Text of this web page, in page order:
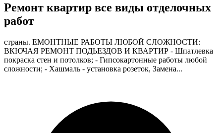
Ремонт квартир все виды отделочных
работ
страны. ЕМОНТНЫЕ РАБОТЫ ЛЮБОЙ СЛОЖНОСТИ:
ВКЮЧАЯ РЕМОНТ ПОДЬЕЗДОВ И КВАРТИР - Шпатлевка
покраска стен и потолков; - Гипсокартонные работы любой
сложности; - Хашмаль - установка розеток, Замена...